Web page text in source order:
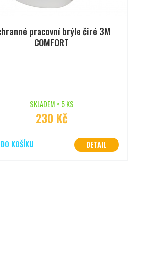
pracovní brýle čiré 3M
COMFORT
SKLADEM < 5 KS
230 Kč
DETAIL
DO KOŠÍKU